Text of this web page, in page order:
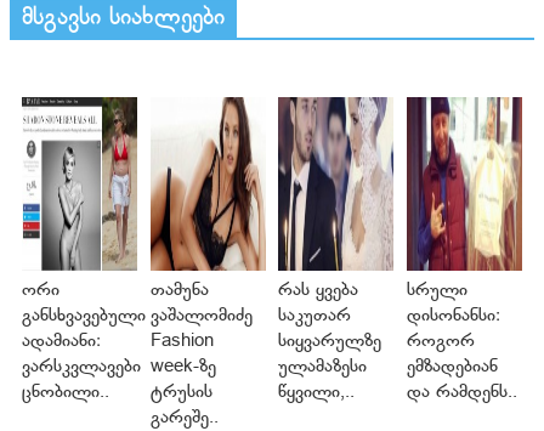
მსგავსი სიახლეები
ორი
განსხვავებული
ადამიანი:
ვარსკვლავები
ცნობილი..
თამუნა
ვაშალომიძე
Fashion
week-ზე
ტრუსის
გარეშე..
რას ყვება
საკუთარ
სიყვარულზე
ულამაზესი
წყვილი,..
სრული
დისონანსი:
როგორ
ემზადებიან
და რამდენს..